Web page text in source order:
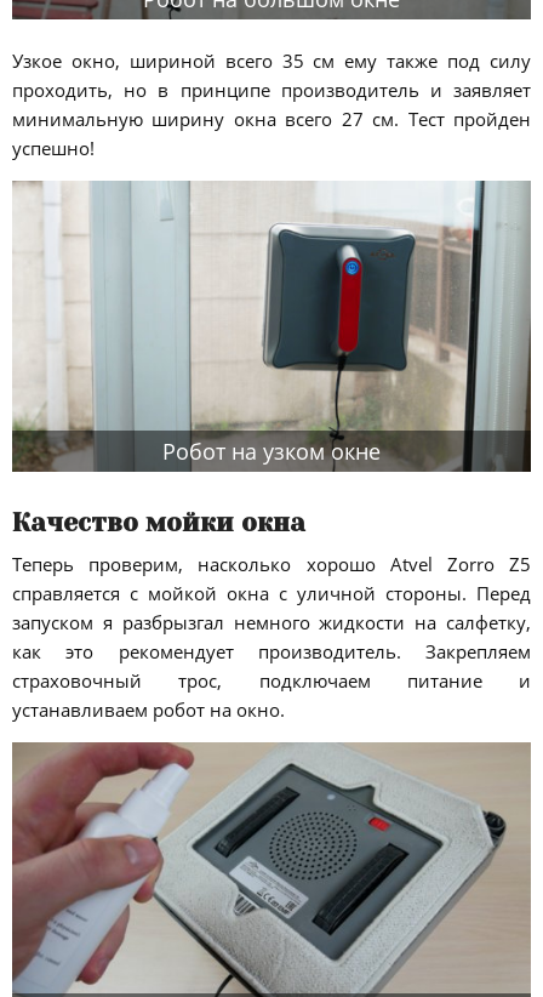
Узкое окно, шириной всего 35 см ему также под силу
проходить, но в принципе производитель и заявляет
минимальную ширину окна всего 27 см. Тест пройден
успешно!
Робот на узком окне
Качество мойки окна
Теперь проверим, насколько хорошо Atvel Zorro Z5
справляется с мойкой окна с уличной стороны. Перед
запуском я разбрызгал немного жидкости на салфетку,
как это рекомендует производитель. Закрепляем
страховочный трос, подключаем питание и
устанавливаем робот на окно.